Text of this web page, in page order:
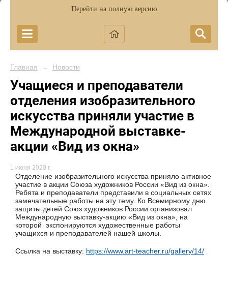
Перейти на полную версию
Главная → Новости
Учащиеся и преподаватели
отделения изобразительного
искусства приняли участие в
Международной выставке-
акции «Вид из окна»
1 июня 2020 г.
Отделение изобразительного искусства приняло активное
участие в акции Союза художников России «Вид из окна».
Ребята и преподаватели представили в социальных сетях
замечательные работы на эту тему. Ко Всемирному дню
защиты детей Союз художников России организовал
Международную выставку-акцию «Вид из окна», на
которой экспонируются художественные работы
учащихся и преподавателей нашей школы.
Ссылка на выставку: https://www.art-teacher.ru/gallery/14/